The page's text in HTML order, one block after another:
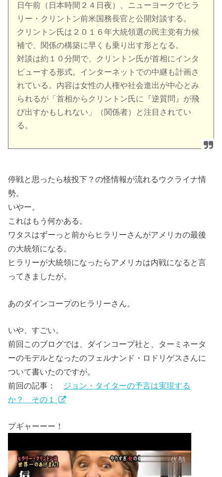
日午前（日本時間２４日夜）、ニューヨークでヒラ
リー・クリントン前米国務長官と公開対談する。
クリントン氏は２０１６年大統領選の民主党有力候
補で、関係の構築に早くも乗り出す形となる。
対談は約１０分間で、クリントン氏が首相にインタ
ビューする形式。インターネットでの中継も計画さ
れている。内容は女性の人権や社会進出が中心とみ
られるが「首相からクリントン氏に『逆質問』が飛
び出すかもしれない」（関係者）と注目されてい
る。
停戦と思ったら核投下？の怪情報が流れるウクライナ情
勢。
いやー。
これはもう何かある。
ワタスはずーっと前からヒラリーさんがアメリカの最後
の大統領になる。
ヒラリーが大統領になったらアメリカは内戦になると言
ってきましたが。
あのダインコープのヒラリーさん。
いや、すごい。
前回このブログでは、ダインコープ社と、ターミネータ
ーのモデルとなったのフェルナンド・ロドリゲスさんに
ついて書いたのですが。
前回の記事： ジョン・タイターの予言は実現する
か？ その１
プギャーーー！